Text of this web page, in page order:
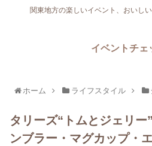
関東地方の楽しいイベント、おいし
イベントチェ
ホーム ライフスタイル
タリーズ“トムとジェリー
ンブラー・マグカップ・